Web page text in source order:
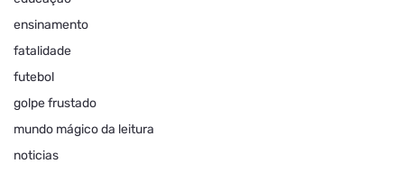
ensinamento
fatalidade
futebol
golpe frustado
mundo mágico da leitura
noticias